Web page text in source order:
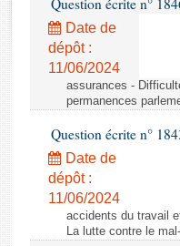
Rapports d'enquête
Rapports législatifs
Rapports sur l'application
Baromètre de
Budget et sécurité sociale
Questions écrites et
Comptes rendus des
Question écrite n°
Date de
dépôt :
11/06/2024
assurances -
permanences
Question écrite n°
Date de
dépôt :
11/06/2024
accidents du travail
La lutte contre le